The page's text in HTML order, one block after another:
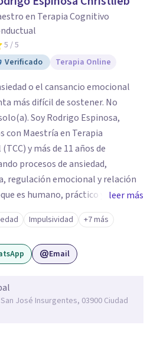
en Terapia Cognitivo
5 / 5
Verificado
Terapia Online
o el cansancio emocional
más difícil de sostener. No
Espinosa,
con Maestría en Terapia
y más de 11 años de
procesos de ansiedad,
regulación emocional y relación
es humano, práctico y sin
entender qué te pasa y encontrar
puedas aplicar desde las
para adultos en todo México,
encontrar un espacio seguro
sentimos y volver a nosotros
dificultades personales, será un
leer más
Impulsividad +7 más
Email
José Insurgentes, 03900 Ciudad